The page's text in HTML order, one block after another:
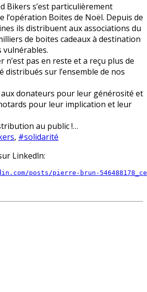
Bikers s’est particulièrement
l’opération Boites de Noël. Depuis de
ils distribuent aux associations du
de boites cadeaux à destination
vulnérables.
n’est pas en reste et a reçu plus de
distribués sur l’ensemble de nos
aux donateurs pour leur générosité et
pour leur implication et leur
au public !…
, #solidarité
Linkedln:
posts/pierre-brun-